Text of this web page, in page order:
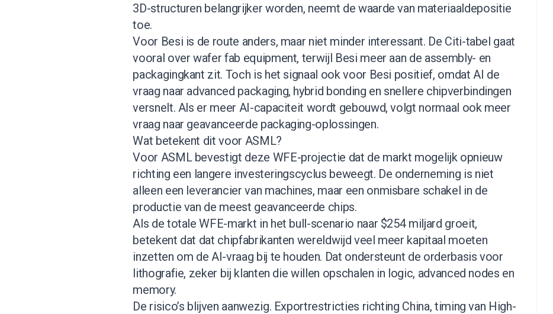
3D-structuren belangrijker worden, neemt de waarde van materiaaldepositie
toe.
Voor Besi is de route anders, maar niet minder interessant. De Citi-tabel gaat
vooral over wafer fab equipment, terwijl Besi meer aan de assembly- en
packagingkant zit. Toch is het signaal ook voor Besi positief, omdat AI de
vraag naar advanced packaging, hybrid bonding en snellere chipverbindingen
versnelt. Als er meer AI-capaciteit wordt gebouwd, volgt normaal ook meer
vraag naar geavanceerde packaging-oplossingen.
Wat betekent dit voor ASML?
Voor ASML bevestigt deze WFE-projectie dat de markt mogelijk opnieuw
richting een langere investeringscyclus beweegt. De onderneming is niet
alleen een leverancier van machines, maar een onmisbare schakel in de
productie van de meest geavanceerde chips.
Als de totale WFE-markt in het bull-scenario naar $254 miljard groeit,
betekent dat dat chipfabrikanten wereldwijd veel meer kapitaal moeten
inzetten om de AI-vraag bij te houden. Dat ondersteunt de orderbasis voor
lithografie, zeker bij klanten die willen opschalen in logic, advanced nodes en
memory.
De risico’s blijven aanwezig. Exportrestricties richting China, timing van High-